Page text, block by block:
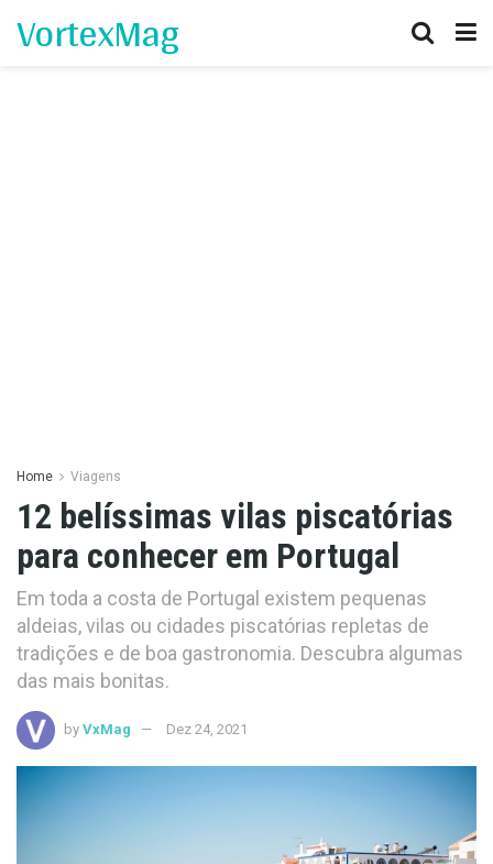
VortexMag
Home Viagens
12 belíssimas vilas piscatórias
para conhecer em Portugal
Em toda a costa de Portugal existem pequenas
aldeias, vilas ou cidades piscatórias repletas de
tradições e de boa gastronomia. Descubra algumas
das mais bonitas.
by VxMag Dez 24, 2021